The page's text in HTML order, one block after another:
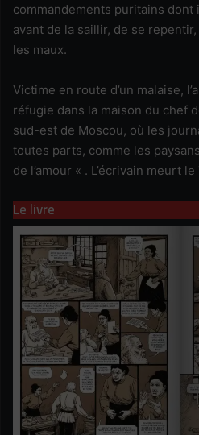
commandements puritains dont
avant de la saillir, de se
les maux.
Victime en route d’un malaise,
réfugie dans la maison du chef
sud-est de Moscou, où les
toutes parts, comme les
de l’amour « . L’écrivain meurt
Le livre